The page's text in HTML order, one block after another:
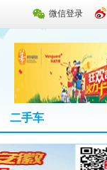
微信登录
二手车